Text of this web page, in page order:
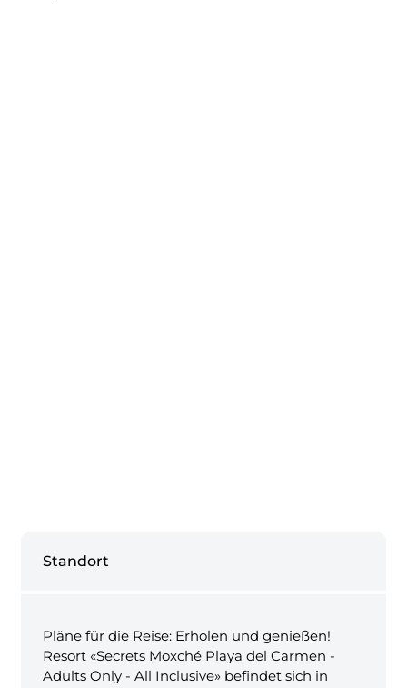
Standort
Pläne für die Reise: Erholen und genießen!
Resort «Secrets Moxché Playa del Carmen -
Adults Only - All Inclusive» befindet sich in